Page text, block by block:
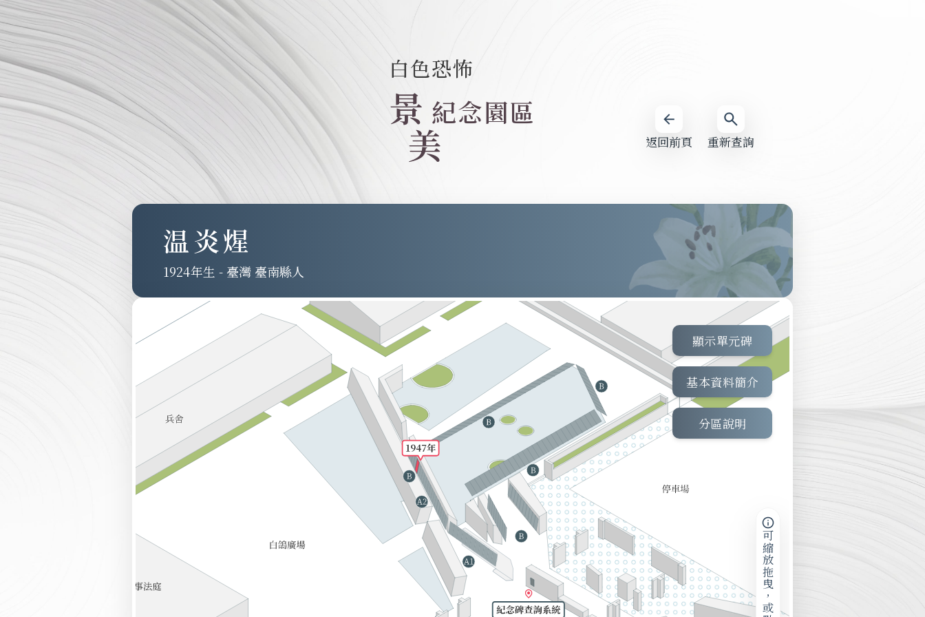
重新查詢
返回前頁
白色恐怖
景
美
紀念園區
温炎煋
1924 - 臺灣 臺南縣人
顯示單元碑
基本資料簡介
分區說明
可縮放拖曳，或點擊